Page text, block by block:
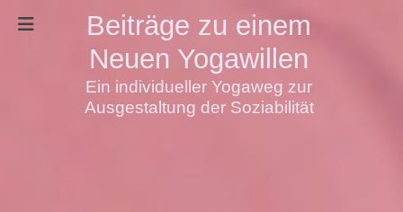
Beiträge zu einem
Neuen Yogawillen
Ein individueller Yogaweg zur
Ausgestaltung der Soziabilität